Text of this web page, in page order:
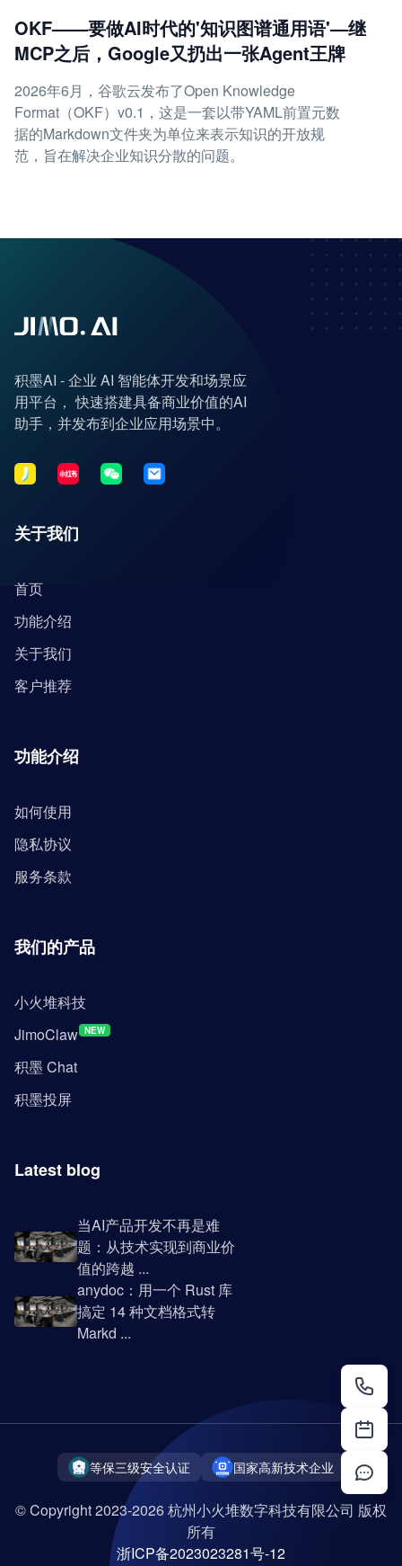
OKF——要做AI时代的'知识图谱通用语'—继
MCP之后，Google又扔出一张Agent王牌
2026年6月，谷歌云发布了Open Knowledge
Format（OKF）v0.1，这是一套以带YAML前置元数
据的Markdown文件夹为单位来表示知识的开放规
范，旨在解决企业知识分散的问题。
积墨AI - 企业 AI 智能体开发和场景应
用平台， 快速搭建具备商业价值的AI
助手，并发布到企业应用场景中。
关于我们
首页
功能介绍
关于我们
客户推荐
功能介绍
如何使用
隐私协议
服务条款
我们的产品
小火堆科技
JimoClaw NEW
积墨 Chat
积墨投屏
Latest blog
当AI产品开发不再是难
题：从技术实现到商业价
值的跨越 ...
anydoc：用一个 Rust 库
搞定 14 种文档格式转
Markd ...
等保三级安全认证 国家高新技术企业
© Copyright 2023-2026 杭州小火堆数字科技有限公司 版权
所有
浙ICP备2023023281号-12